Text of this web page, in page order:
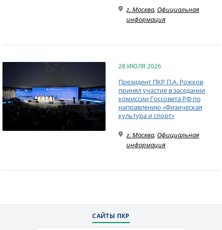
г. Москва, Официальная
информация
28 ИЮЛЯ 2026
Президент ПКР П.А. Рожков
принял участие в заседании
комиссии Госсовета РФ по
направлению «Физическая
культура и спорт»
г. Москва, Официальная
информация
САЙТЫ ПКР